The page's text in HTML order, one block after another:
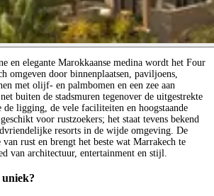
en elegante Marokkaanse medina wordt het Four
omgeven door binnenplaatsen, paviljoens,
met olijf- en palmbomen en een zee aan
buiten de stadsmuren tegenover de uitgestrekte
de ligging, de vele faciliteiten en hoogstaande
voor rustzoekers; het staat tevens bekend
resorts in de wijde omgeving. De
van rust en brengt het beste wat Marrakech te
van architectuur, entertainment en stijl.